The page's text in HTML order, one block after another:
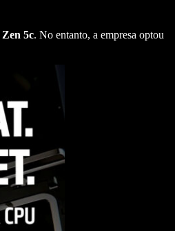
Zen 5c. No entanto, a empresa optou